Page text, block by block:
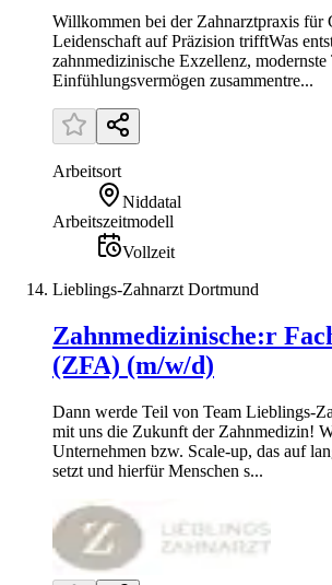
Willkommen bei der Zahnarztpraxis
Leidenschaft auf Präzision trifftWas
zahnmedizinische Exzellenz,
Einfühlungsvermögen zusammentre...
Arbeitsort
Niddatal
Arbeitszeitmodell
Vollzeit
Lieblings-Zahnarzt Dortmund
Zahnmedizinische:r
(ZFA) (m/w/d)
Dann werde Teil von Team Lieblings-
mit uns die Zukunft der Zahnmedizin!
Unternehmen bzw. Scale-up, das auf
setzt und hierfür Menschen s...